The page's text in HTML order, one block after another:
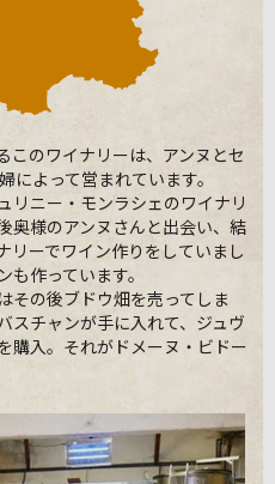
このワイナリーは、アンヌとセ
によって営まれています。
リニー・モンラシェのワイナリ
奥様のアンヌさんと出会い、結
リーでワイン作りをしていまし
作っています。
その後ブドウ畑を売ってしま
スチャンが手に入れて、ジュヴ
購入。それがドメーヌ・ビドー